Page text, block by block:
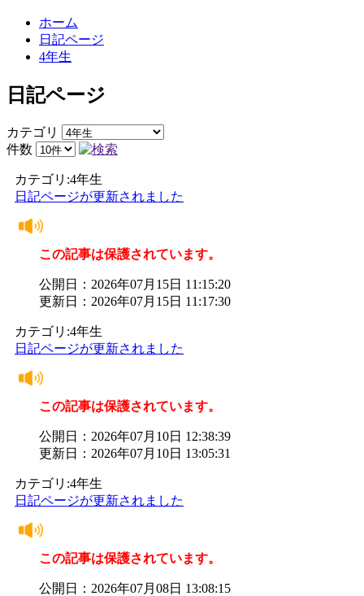
ホーム
日記ページ
4年生
日記ページ
カテゴリ
件数
カテゴリ:4年生
日記ページが更新されました
この記事は保護されています。
公開日：2026年07月15日 11:15:20
更新日：2026年07月15日 11:17:30
カテゴリ:4年生
日記ページが更新されました
この記事は保護されています。
公開日：2026年07月10日 12:38:39
更新日：2026年07月10日 13:05:31
カテゴリ:4年生
日記ページが更新されました
この記事は保護されています。
公開日：2026年07月08日 13:08:15